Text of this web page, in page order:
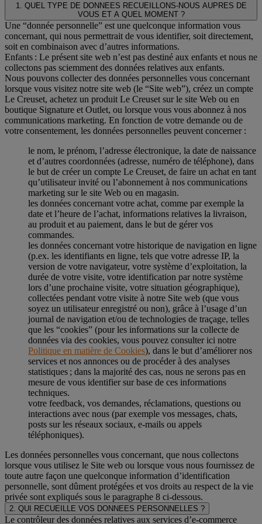
1. QUEL TYPE DE DONNEES RECUEILLONS-NOUS AUPRES DE
VOUS ET A QUEL MOMENT ?
Une “donnée personnelle” est une quelconque information vous
concernant, qui nous permettrait de vous identifier, soit directement,
soit en combinaison avec d’autres informations.
Enfants : Le présent site web n’est pas destiné aux enfants et nous ne
collectons pas sciemment des données relatives aux enfants.
Nous pouvons collecter des données personnelles vous concernant
lorsque vous visitez notre site web (le “Site web”), créez un compte
Le Creuset, achetez un produit Le Creuset sur le site Web ou en
boutique Signature et Outlet, ou lorsque vous vous abonnez à nos
communications marketing. En fonction de votre demande ou de
votre consentement, les données personnelles peuvent concerner :
le nom, le prénom, l’adresse électronique, la date de naissance
et d’autres coordonnées (adresse, numéro de téléphone), dans
le but de créer un compte Le Creuset, de faire un achat en tant
qu’utilisateur invité ou l’abonnement à nos communications
marketing sur le site Web ou en magasin.
les données concernant votre achat, comme par exemple la
date et l’heure de l’achat, informations relatives la livraison,
au produit et au paiement, dans le but de gérer vos
commandes.
les données concernant votre historique de navigation en ligne
(p.ex. les identifiants en ligne, tels que votre adresse IP, la
version de votre navigateur, votre système d’exploitation, la
durée de votre visite, votre identification par notre système
lors d’une prochaine visite, votre situation géographique),
collectées pendant votre visite à notre Site web (que vous
soyez un utilisateur enregistré ou non), grâce à l’usage d’un
journal de navigation et/ou de technologies de traçage, telles
que les “cookies” (pour les informations sur la collecte de
données via des cookies, vous pouvez consulter ici notre
Politique en matière de Cookies), dans le but d’améliorer nos
services et nos annonces ou de procéder à des analyses
statistiques ; dans la majorité des cas, nous ne serons pas en
mesure de vous identifier sur base de ces informations
techniques.
votre feedback, vos demandes, réclamations, questions ou
interactions avec nous (par exemple vos messages, chats,
posts sur les réseaux sociaux, e-mails ou appels
téléphoniques).
Les données personnelles vous concernant, que nous collectons
lorsque vous utilisez le Site web ou lorsque vous nous fournissez de
toute autre façon une quelconque information d’identification
personnelle, sont dûment protégées et vos droits au respect de la vie
privée sont expliqués sous le paragraphe 8 ci-dessous.
2. QUI RECUEILLE VOS DONNEES PERSONNELLES ?
Le contrôleur des données relatives aux services d’e-commerce